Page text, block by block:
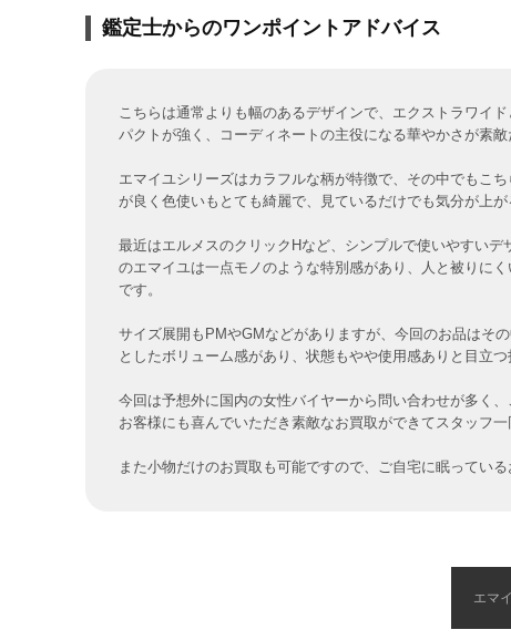
鑑定士からのワンポイントアドバイス
こちらは通常よりも幅のあるデザインで、エクストラワイ
パクトが強く、コーディネートの主役になる華やかさが素敵
エマイユシリーズはカラフルな柄が特徴で、その中でもこ
が良く色使いもとても綺麗で、見ているだけでも気分が上が
最近はエルメスのクリックHなど、シンプルで使いやすい
のエマイユは一点モノのような特別感があり、人と被りに
です。
サイズ展開もPMやGMなどがありますが、今回のお品はそ
としたボリューム感があり、状態もやや使用感ありと目立
今回は予想外に国内の女性バイヤーから問い合わせが多く
お客様にも喜んでいただき素敵なお買取ができてスタッフ一
また小物だけのお買取も可能ですので、ご自宅に眠っている
エマ